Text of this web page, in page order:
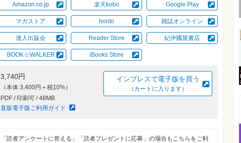
Amazon.co.jp 楽天kobo Google Play
マガストア honto 雑誌オンライン
達人出版会 Reader Store 紀伊國屋書店
BOOK☆WALKER iBooks Store
3,740円
（本体 3,400円＋税10%）
PDF / 印刷可 / 48MB
直販電子版ご利用ガイド
インプレスで電子版を買う
（カートに入ります）
「読者アンケートに答える」「読者プレゼントに応募」の場合もこちらをご利